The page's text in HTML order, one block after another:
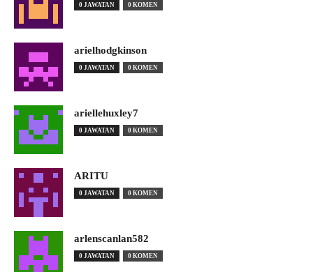
0 JAWATAN 0 KOMEN
arielhodgkinson
0 JAWATAN 0 KOMEN
ariellehuxley7
0 JAWATAN 0 KOMEN
ARITU
0 JAWATAN 0 KOMEN
arlenscanlan582
0 JAWATAN 0 KOMEN